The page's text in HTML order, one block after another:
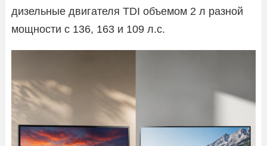
дизельные двигателя TDI объемом 2 л разной
мощности с 136, 163 и 109 л.с.